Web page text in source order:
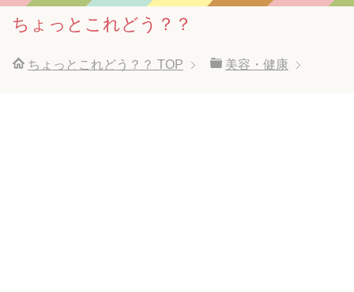
ちょっとこれどう？？
ちょっとこれどう？？ TOP 美容・健康